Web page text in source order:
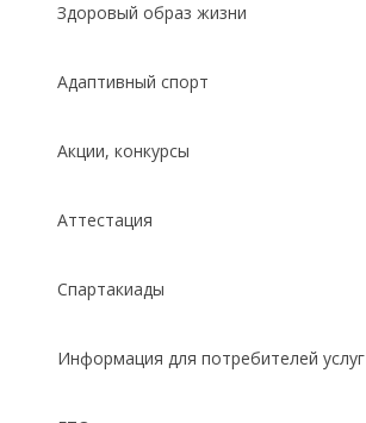
Здоровый образ жизни
Адаптивный спорт
Акции, конкурсы
Аттестация
Спартакиады
Информация для потребителей услуг